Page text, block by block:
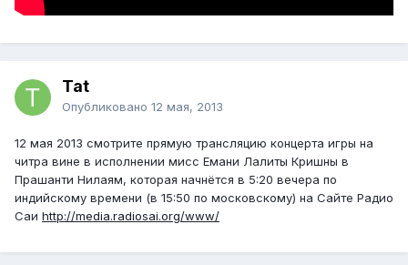
Tat
Опубликовано 12 мая, 2013
12 мая 2013 смотрите прямую трансляцию концерта игры на
читра вине в исполнении мисс Емани Лалиты Кришны в
Прашанти Нилаям, которая начнётся в 5:20 вечера по
индийскому времени (в 15:50 по московскому) на Сайте Радио
Саи http://media.radiosai.org/www/